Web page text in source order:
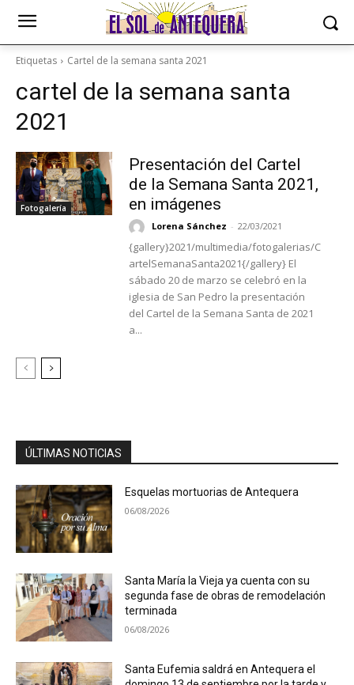
Etiquetas Cartel de la semana santa 2021
cartel de la semana santa
2021
Fotogalería
Presentación del Cartel
de la Semana Santa 2021,
en imágenes
Lorena Sánchez - 22/03/2021
{gallery}2021/multimedia/fotogalerias/C
artelSemanaSanta2021{/gallery} El
sábado 20 de marzo se celebró en la
iglesia de San Pedro la presentación
del Cartel de la Semana Santa de 2021
a...
ÚLTIMAS NOTICIAS
Esquelas mortuorias de Antequera
06/08/2026
Santa María la Vieja ya cuenta con su
segunda fase de obras de remodelación
terminada
06/08/2026
Santa Eufemia saldrá en Antequera el